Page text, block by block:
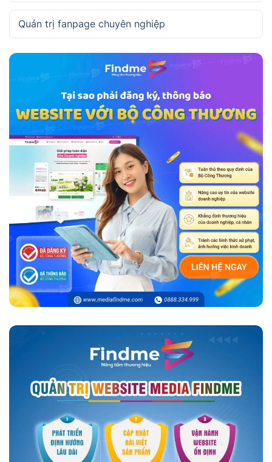
Quản trị fanpage chuyên nghiệp